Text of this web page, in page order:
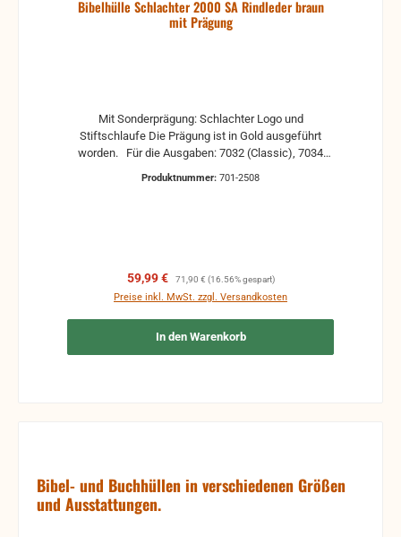
Bibelhülle Schlachter 2000 SA Rindleder braun
mit Prägung
Mit Sonderprägung: Schlachter Logo und
Stiftschlaufe Die Prägung ist in Gold ausgeführt
worden. Für die Ausgaben: 7032 (Classic), 7034
kleineren Ausgaben kann die Hülle etwas größer
Produktnummer: 701-2508
Verkaufspreis:
59,99 € Regulärer Preis:
71,90 € (16.56% gespart)
Preise inkl. MwSt. zzgl. Versandkosten
In den Warenkorb
Bibel- und Buchhüllen in verschiedenen Größen
und Ausstattungen.